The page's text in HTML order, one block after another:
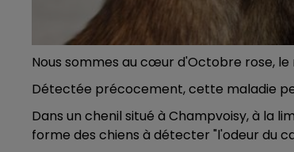
Nous sommes au cœur d'Octobre rose, le
Détectée précocement, cette maladie
Dans un chenil situé à Champvoisy, à la
forme des chiens à détecter "l'odeur du